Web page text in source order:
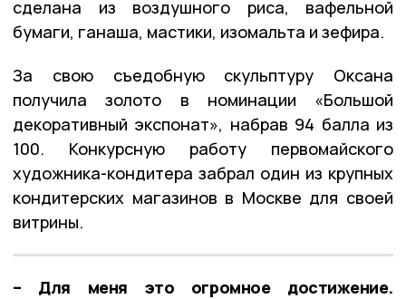
сделана из воздушного риса, вафельной
бумаги, ганаша, мастики, изомальта и зефира.
За свою съедобную скульптуру Оксана
получила золото в номинации «Большой
декоративный экспонат», набрав 94 балла из
100. Конкурсную работу первомайского
художника-кондитера забрал один из крупных
кондитерских магазинов в Москве для своей
витрины.
– Для меня это огромное достижение.